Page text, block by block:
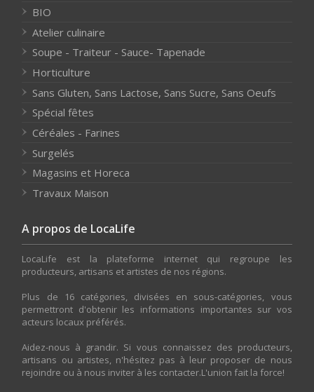
BIO
Atelier culinaire
Soupe - Traiteur - Sauce- Tapenade
Horticulture
Sans Gluten, Sans Lactose, Sans Sucre, Sans Oeufs
Spécial fêtes
Céréales - Farines
Surgelés
Magasins et Horeca
Travaux Maison
A propos de LocaLife
LocaLife est la plateforme internet qui regroupe les
producteurs, artisans et artistes de nos régions.
Plus de 16 catégories, divisées en sous-catégories, vous
permettront d'obtenir les informations importantes sur vos
acteurs locaux préférés.
Aidez-nous à grandir. Si vous connaissez des producteurs,
artisans ou artistes, n'hésitez pas à leur proposer de nous
rejoindre ou à nous inviter à les contacter.L'union fait la force!